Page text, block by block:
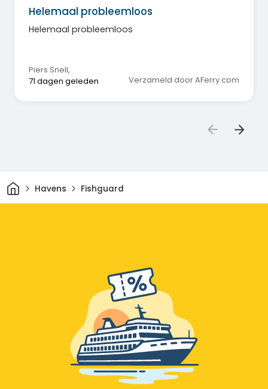
Helemaal probleemloos
Helemaal probleemloos
Piers Snell,
71 dagen geleden
Verzameld door AFerry.com
ThuisHavens Fishguard